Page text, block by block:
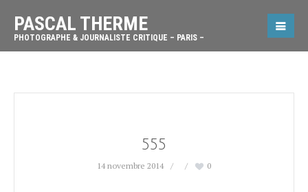
PASCAL THERME
PHOTOGRAPHE & JOURNALISTE CRITIQUE – PARIS –
555
14 novembre 2014 0